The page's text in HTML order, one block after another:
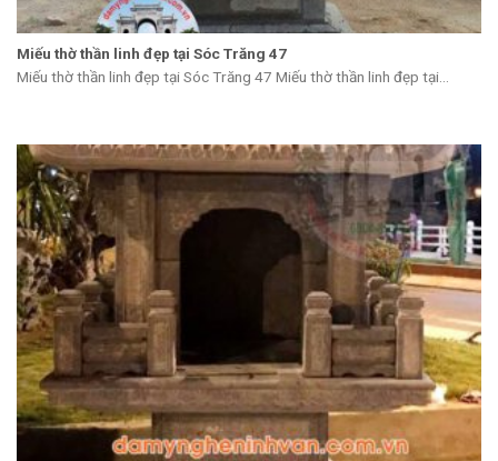
Miếu thờ thần linh đẹp tại Sóc Trăng 47
Miếu thờ thần linh đẹp tại Sóc Trăng 47 Miếu thờ thần linh đẹp tại...